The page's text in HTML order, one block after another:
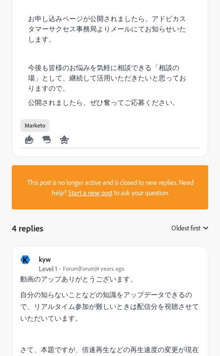
お申し込みページが公開されましたら、アドビカス
タマーサクセス事務局よりメールにてお知らせいた
します。
今後も皆様のお悩みを気軽に相談できる「相談の
場」として、継続して活用いただきたいと思ってお
りますので、
公開されましたら、ぜひ奮ってご応募ください。
Marketo
This post is no longer active and is closed to new replies. Need
help?Start a new postto ask your question.
4 replies Oldest first
K
kyw
Level 1
Forum|Forum|4 years ago
動画のアップありがとうございます。
自分の知らないことなどの知識をアップデータできるの
で、リアルタイム参加が難しいときは配信分を視聴させて
いただいています。
さて、本題ですが、倍速再生などの再生速度の変更が現在